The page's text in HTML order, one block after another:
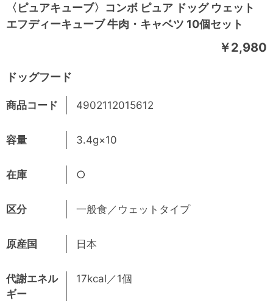
〈ピュアキューブ〉コンボ ピュア ドッグ ウェット
エフディーキューブ 牛肉・キャベツ 10個セット
ドッグフード
￥2,980
商品コード 4902112015612
容量 3.4g×10
在庫 ○
区分 一般食／ウェットタイプ
原産国 日本
代謝エネル
ギー
17kcal／1個